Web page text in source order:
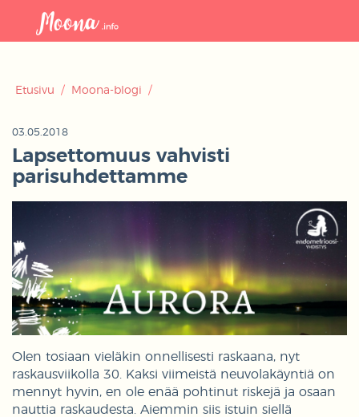
Etusivu / Moona-blogi /
03.05.2018
Lapsettomuus vahvisti
parisuhdettamme
Olen tosiaan vieläkin onnellisesti raskaana, nyt
raskausviikolla 30. Kaksi viimeistä neuvolakäyntiä on
mennyt hyvin, en ole enää pohtinut riskejä ja osaan
nauttia raskaudesta. Aiemmin siis istuin siellä